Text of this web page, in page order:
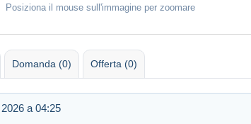
Posiziona il mouse sull'immagine per zoomare
Domanda (0) Offerta (0)
a 04:25